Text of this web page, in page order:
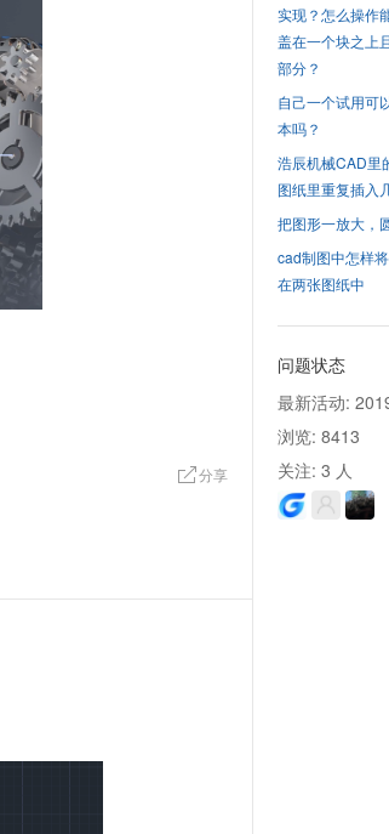
分享
实现？怎么操作
盖在一个块之上
部分？
自己一个试用可
本吗？
浩辰机械CAD里
图纸里重复插入
把图形一放大，
cad制图中怎样
在两张图纸中
问题状态
最新活动:
浏览: 8413
关注: 3 人